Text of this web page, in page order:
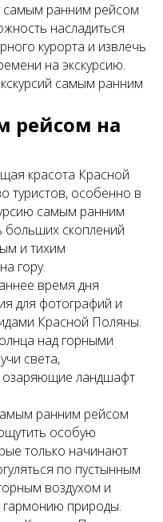
самым ранним рейсом
насладиться
курорта и извлечь
на экскурсию.
самым ранним
рейсом на
красота Красной
туристов, особенно в
самым ранним
скоплений
и тихим
гору.
время дня
для фотографий и
Красной Поляны.
над горными
света,
озаряющие ландшафт
ранним рейсом
особую
только начинают
по пустынным
воздухом и
гармонию природы.